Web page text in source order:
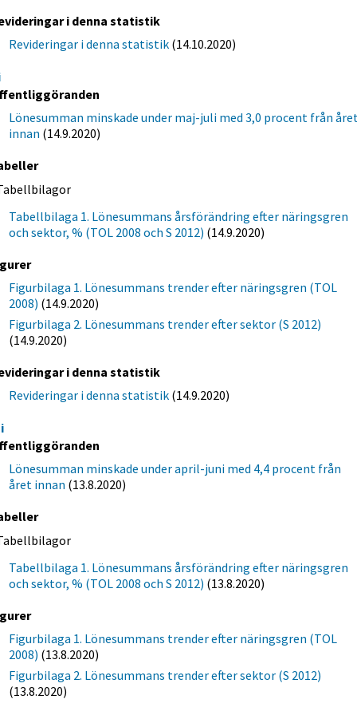
i denna statistik
Revideringar i denna statistik (14.10.2020)
Lönesumman minskade under maj-juli med 3,0 procent från
innan (14.9.2020)
Tabellbilaga 1. Lönesummans årsförändring efter näringsgren
och sektor, % (TOL 2008 och S 2012) (14.9.2020)
Figurbilaga 1. Lönesummans trender efter näringsgren (TOL
2008) (14.9.2020)
Figurbilaga 2. Lönesummans trender efter sektor (S 2012)
(14.9.2020)
i denna statistik
Revideringar i denna statistik (14.9.2020)
Lönesumman minskade under april-juni med 4,4 procent från
året innan (13.8.2020)
Tabellbilaga 1. Lönesummans årsförändring efter näringsgren
och sektor, % (TOL 2008 och S 2012) (13.8.2020)
Figurbilaga 1. Lönesummans trender efter näringsgren (TOL
2008) (13.8.2020)
Figurbilaga 2. Lönesummans trender efter sektor (S 2012)
(13.8.2020)